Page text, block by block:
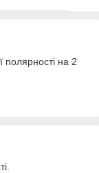
полярності на 2